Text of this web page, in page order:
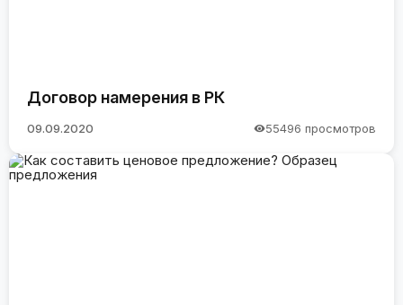
Договор намерения в РК
09.09.2020 55496 просмотров